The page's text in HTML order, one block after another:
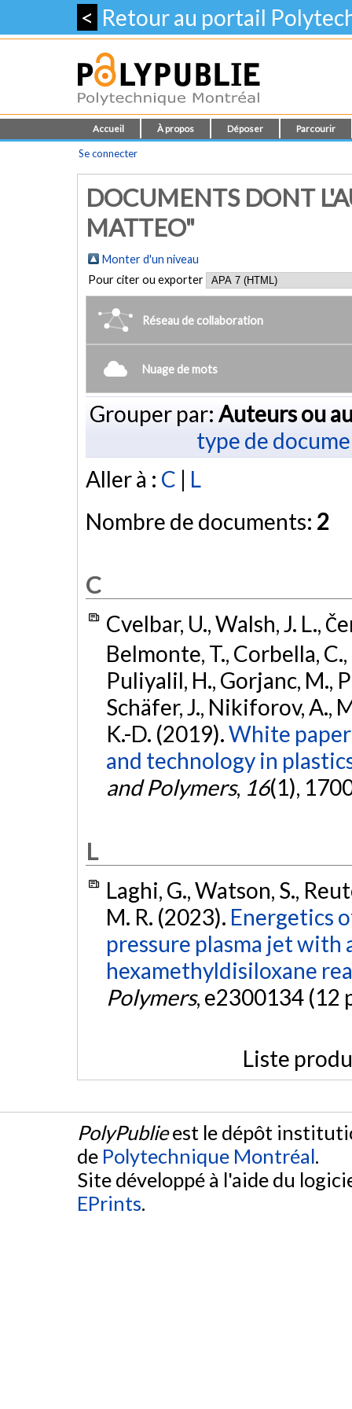
< Retour au portail
Accueil À propos Déposer Parcourir
Se connecter
DOCUMENTS DONT
MATTEO"
Monter d'un niveau
Pour citer ou exporter
Réseau de collaboration
Nuage de mots
Grouper par: Auteurs ou
type de
Aller à : C | L
Nombre de documents: 2
C
Cvelbar, U., Walsh, J. L.,
Belmonte, T., Corbella,
Puliyalil, H., Gorjanc, M.,
Schäfer, J., Nikiforov, A.,
K.-D. (2019).White
and technology in
and Polymers, 16(1),
L
Laghi, G., Watson, S.,
M. R. (2023). Energetics
pressure plasma jet with
hexamethyldisiloxane
Polymers, e2300134 (12
Liste
PolyPublieest le dépôt
de Polytechnique Montréal.
Site développé à l'aide du
EPrints.